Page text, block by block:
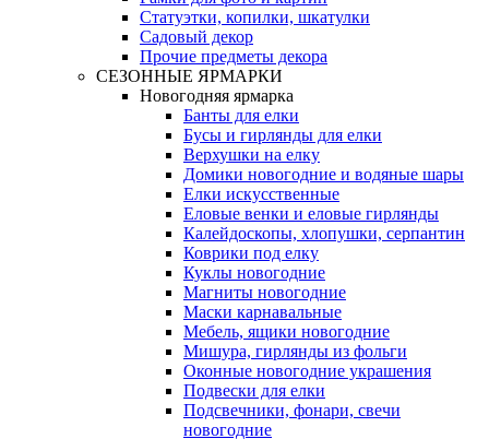
Статуэтки, копилки, шкатулки
Садовый декор
Прочие предметы декора
СЕЗОННЫЕ ЯРМАРКИ
Новогодняя ярмарка
Банты для елки
Бусы и гирлянды для елки
Верхушки на елку
Домики новогодние и водяные шары
Елки искусственные
Еловые венки и еловые гирлянды
Калейдоскопы, хлопушки, серпантин
Коврики под елку
Куклы новогодние
Магниты новогодние
Маски карнавальные
Мебель, ящики новогодние
Мишура, гирлянды из фольги
Оконные новогодние украшения
Подвески для елки
Подсвечники, фонари, свечи
новогодние